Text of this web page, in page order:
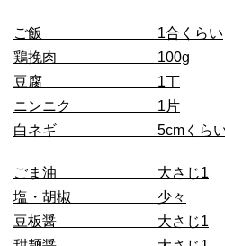
ご飯 1合くらい
鶏挽肉 100g
豆腐 1丁
ニンニク 1片
白ネギ 5cmくら
ごま油 大さじ1
塩・胡椒 少々
豆板醤 大さじ1